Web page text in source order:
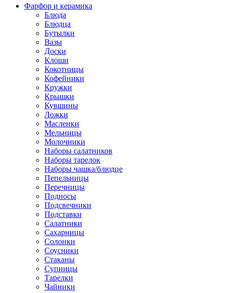
Фарфор и керамика
Блюда
Блюдца
Бутылки
Вазы
Доски
Клоши
Кокотницы
Кофейники
Кружки
Крышки
Кувшины
Ложки
Масленки
Мельницы
Молочники
Наборы салатников
Наборы тарелок
Наборы чашка/блюдце
Пепельницы
Перечницы
Подносы
Подсвечники
Подставки
Салатники
Сахарницы
Солонки
Соусники
Стаканы
Супницы
Тарелки
Чайники